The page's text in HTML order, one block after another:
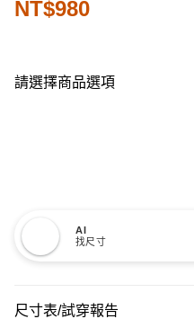
NT$980
請選擇商品選項
AI
找尺寸
尺寸表/試穿報告